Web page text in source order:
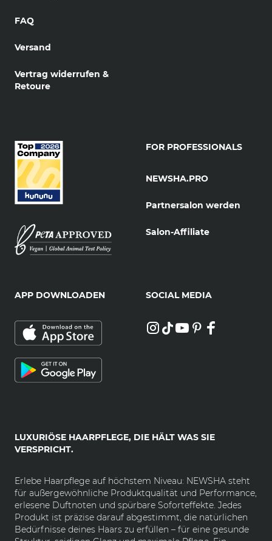
FAQ
Versand
Vertrag widerrufen &
Retoure
LUXURIÖSE HAARPFLEGE, DIE HÄLT WAS SIE
VERSPRICHT.
Erlebe Haarpflege auf höchstem Niveau: NEWSHA steht
für außergewöhnliche Produktqualität und Performance,
erlesene Duftnoten und spürbare Soforteffekte. Jedes
Produkt ist präzise darauf abgestimmt, die natürlichen
Bedürfnisse deines Haars zu erfüllen – für eine gesunde
FOR PROFESSIONALS
NEWSHA.PRO
Partnersalon werden
Salon-Affiliate
APP DOWNLOADEN SOCIAL MEDIA